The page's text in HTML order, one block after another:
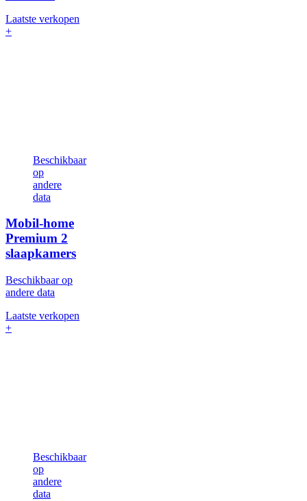
Laatste verkopen
+
Beschikbaar
op
andere
data
Mobil-home
Premium 2
slaapkamers
Beschikbaar op
andere data
Laatste verkopen
+
Beschikbaar
op
andere
data